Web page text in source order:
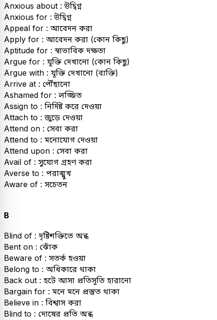
Anxious about : উদ্বিগ্ন
Anxious for : উদ্বিগ্ন
Appeal for : আবেদন করা
Apply for : আবেদন করা (কোন কিছু)
Aptitude for : স্বাভাবিক দক্ষতা
Argue for : যূক্তি দেখানো (কোন কিছু)
Argue with : যূক্তি দেখানো (ব্যক্তি)
Arrive at : পৌঁছানো
Ashamed for : লজ্জিত
Assign to : নির্দিষ্ট করে দেওয়া
Attach to : জুড়ে দেওয়া
Attend on : সেবা করা
Attend to : মনোযোগ দেওয়া
Attend upon : সেবা করা
Avail of : সুযোগ গ্রহণ করা
Averse to : পরাঙ্মুখ
Aware of : সচেতন
B
Blind of : দৃষ্টিশক্তিতে অন্ধ
Bent on : ঝোঁক
Beware of : সতর্ক হওয়া
Belong to : অধিকারে থাকা
Back out : হটে আসা প্রতিসূতি হারানো
Bargain for : মনে মনে প্রস্তুত থাকা
Believe in : বিশ্বাস করা
Blind to : দোষের প্রতি অন্ধ